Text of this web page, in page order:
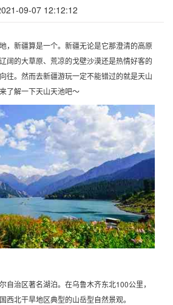
09-07 12:12:12
，新疆算是一个。新疆无论是它那澄清的高原
阔的大草原、荒凉的戈壁沙漠还是热情好客的
往。然而去新疆游玩一定不能错过的就是天山
了解一下天山天池吧～
自治区著名湖泊。在乌鲁木齐东北100公里，
西北干旱地区典型的山岳型自然景观。